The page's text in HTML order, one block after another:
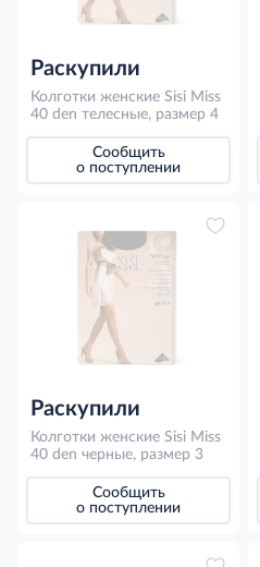
Раскупили
Колготки женские Sisi Miss
40 den телесные, размер 4
Сообщить
о поступлении
Раскупили
Колготки женские Sisi Miss
40 den черные, размер 3
Сообщить
о поступлении